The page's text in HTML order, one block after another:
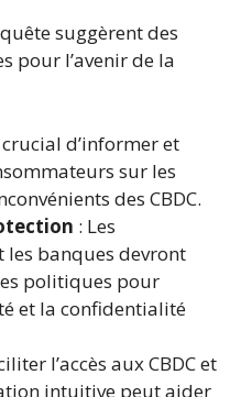
suggèrent des
pour l’avenir de la
crucial d’informer et
sur les
des CBDC.
: Les
les banques devront
politiques pour
et la confidentialité
l’accès aux CBDC et
intuitive peut aider